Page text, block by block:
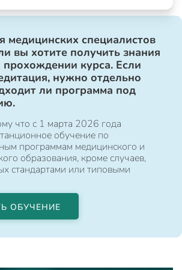
медицинских специалистов
вы хотите получить знания
прохождении курса. Если
нужно отдельно
ли программа под
что с 1 марта 2026 года
обучение по
программам медицинского и
образования, кроме случаев,
стандартами или типовыми
ОБУЧЕНИЕ